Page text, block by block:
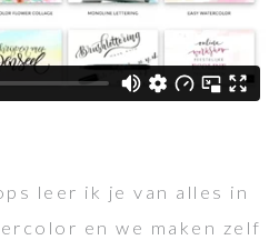
leer ik je van alles in
en we maken zelf